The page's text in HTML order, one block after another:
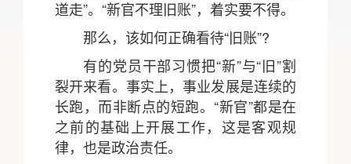
道走”。“新官不理旧账”，着实要不得。
那么，该如何正确看待“旧账”?
有的党员干部习惯把“新”与“旧”割
裂开来看。事实上，事业发展是连续的
长跑，而非断点的短跑。“新官”都是在
之前的基础上开展工作，这是客观规
律，也是政治责任。